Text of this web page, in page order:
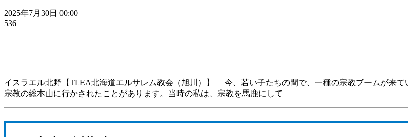
2025年7月30日 00:00
536
イスラエル北野【TLEA北海道エルサレム教会（旭川）】 今、若い子たちの間で、一種の宗教ブームが来
宗教の総本山に行かされたことがあります。当時の私は、宗教を馬鹿にして